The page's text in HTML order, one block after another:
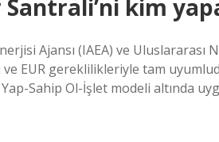
kim
Ajansı (IAEA) ve Uluslararası
EUR gereklilikleriyle tam
Sahip Ol-İşlet modeli altında